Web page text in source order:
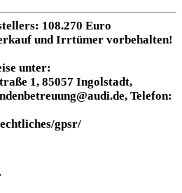
108.270 Euro
und Irrtümer vorbehalten!
unter:
1, 85057 Ingolstadt,
Telefon:
gpsr/